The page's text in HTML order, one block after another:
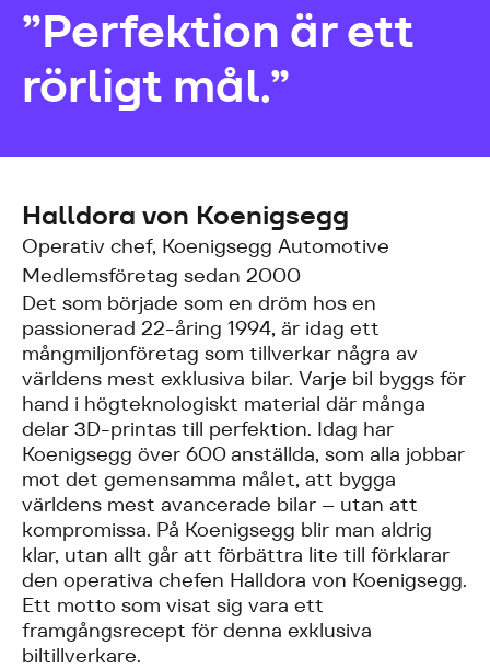
”Perfektion är ett
rörligt mål.”
Halldora von Koenigsegg
Operativ chef, Koenigsegg Automotive
Medlemsföretag sedan 2000
Det som började som en dröm hos en
passionerad 22-åring 1994, är idag ett
mångmiljonföretag som tillverkar några av
världens mest exklusiva bilar. Varje bil byggs för
hand i högteknologiskt material där många
delar 3D-printas till perfektion. Idag har
Koenigsegg över 600 anställda, som alla jobbar
mot det gemensamma målet, att bygga
världens mest avancerade bilar – utan att
kompromissa. På Koenigsegg blir man aldrig
klar, utan allt går att förbättra lite till förklarar
den operativa chefen Halldora von Koenigsegg.
Ett motto som visat sig vara ett
framgångsrecept för denna exklusiva
biltillverkare.